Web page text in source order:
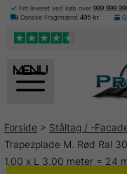
Frit leveret ved køb over
Danske Fragtmænd 495 kr.
menu
Forside > Ståltag / -
Trapezplade M. Rød Ral
1,00 x L 3,00 meter = 24